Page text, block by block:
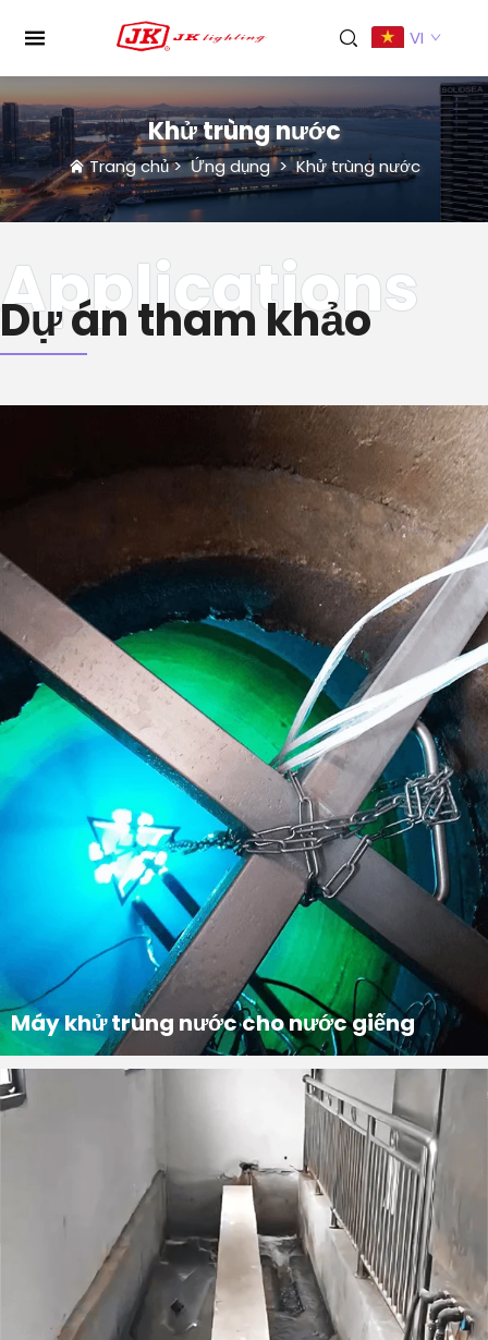
VI
Khử trùng nước
Trang chủ>Ứng dụng>Khử trùng nước
Dự án tham khảo
Máy khử trùng nước cho nước giếng
Giới thiệu dự án Dự án sử dụng một đơn vị khử trùng nước bao gồm ba hệ thống khử trùng bằng tia cực tím không điện cực, được nhúng trực tiếp xuống giếng để khử trùng và diệt khuẩn nước.